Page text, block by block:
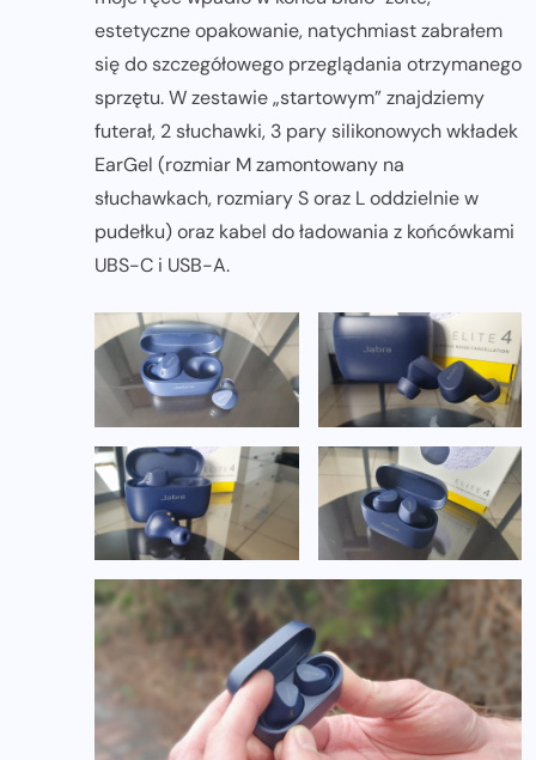
estetyczne opakowanie, natychmiast zabrałem
się do szczegółowego przeglądania otrzymanego
sprzętu. W zestawie „startowym” znajdziemy
futerał, 2 słuchawki, 3 pary silikonowych wkładek
EarGel (rozmiar M zamontowany na
słuchawkach, rozmiary S oraz L oddzielnie w
pudełku) oraz kabel do ładowania z końcówkami
UBS-C i USB-A.